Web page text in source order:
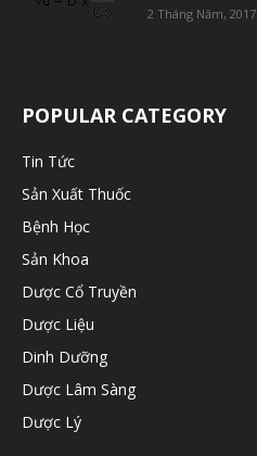
2 Tháng Năm, 2017
POPULAR CATEGORY
Tin Tức
Sản Xuất Thuốc
Bệnh Học
Sản Khoa
Dược Cổ Truyền
Dược Liệu
Dinh Dưỡng
Dược Lâm Sàng
Dược Lý